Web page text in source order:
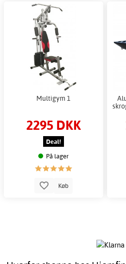
Multigym 1
2295 DKK
Deal!
På lager
Køb